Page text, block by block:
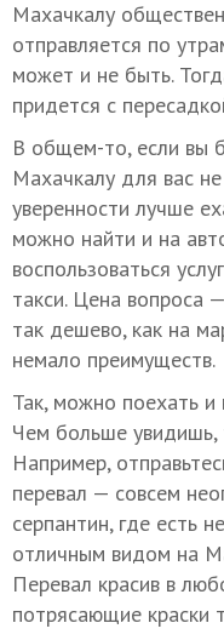
Махачкалу
отправляется по
может и не быть.
придется с
В общем-то, если вы
Махачкалу для вас
уверенности лучше
можно найти и на
воспользоваться
такси. Цена вопроса
так дешево, как на
немало преимуществ.
Так, можно поехать и
Чем больше увидишь,
Например,
перевал — совсем
серпантин, где есть
отличным видом на
Перевал красив в
потрясающие краски